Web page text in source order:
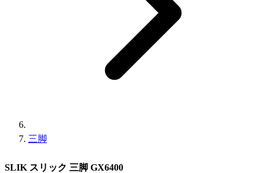
三脚
SLIK スリック 三脚 GX6400